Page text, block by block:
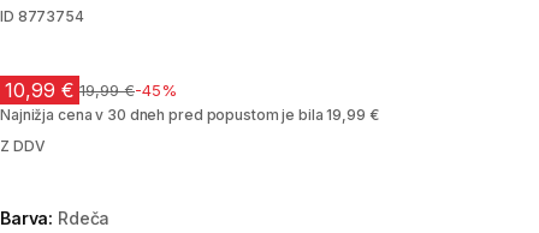
ID 8773754
10,99 € Cena pred znižanjem
19,99 €-45%
Najnižja cena v 30 dneh pred popustom je bila 19,99 €
Z DDV
Barva: Rdeča